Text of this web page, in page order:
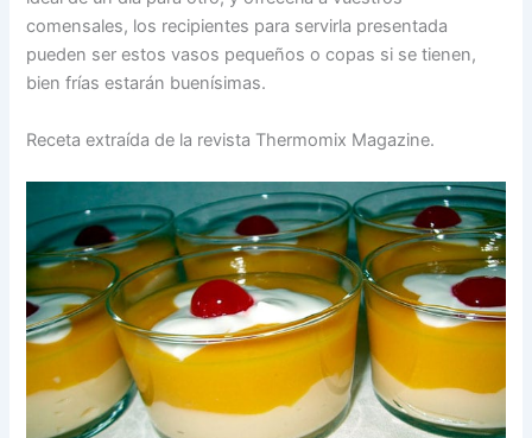
comensales, los recipientes para servirla presentada
pueden ser estos vasos pequeños o copas si se tienen,
bien frías estarán buenísimas.
Receta extraída de la revista Thermomix Magazine.